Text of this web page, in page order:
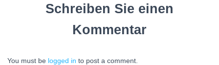
Schreiben Sie einen
Kommentar
You must be logged in to post a comment.